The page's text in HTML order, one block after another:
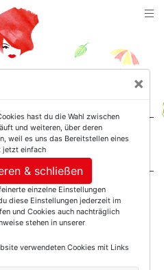
Not Girls.
×
hast du die Wahl zwischen
und weiteren, über deren
weil es uns das Bereitstellen eines
jetzt einfach
& schließen
einzelne Einstellungen
diese Einstellungen jederzeit im
und Cookies auch nachträglich
stehen in unserer
verwendeten Cookies mit Links